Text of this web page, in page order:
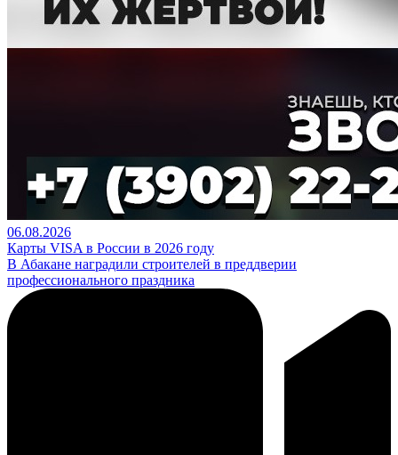
06.08.2026
Карты VISA в России в 2026 году
В Абакане наградили строителей в преддверии
профессионального праздника